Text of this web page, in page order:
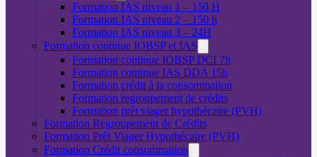
Formation IAS niveau 1 – 150 H
Formation IAS niveau 2 – 150 h
Formation IAS niveau 3 – 24H
Formation continue IOBSP et IAS
Formation continue IOBSP DCI 7h
Formation continue IAS DDA 15h
Formation crédit à la consommation
Formation regroupement de crédits
Formation prêt viager hypothécaire (PVH)
Formation Regroupement de Crédits
Formation Prêt Viager Hypothécaire (PVH)
Formation Crédit consommation